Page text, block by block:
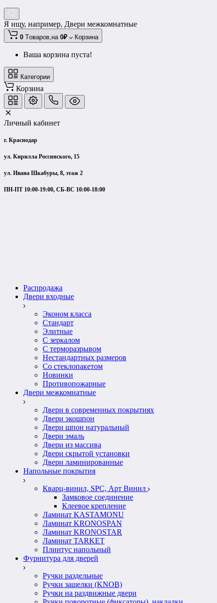
Я ищу, например, Двери межкомнатные
0 Tоваров,на 0₽ Корзина
Ваша корзина пуста!
Категории
Корзина
Личный кабинет
г. Краснодар
ул. Кирилла Россинского, 15
ул. Ивана Шкабуры, 8, этаж 2
ПН-ПТ 10:00-19:00, СБ-ВС 10:00-18:00
Распродажа
Двери входные
Эконом класса
Стандарт
Элитные
С зеркалом
С терморазрывом
Нестандартных размеров
Со стеклопакетом
Новинки
Противопожарные
Двери межкомнатные
Двери в современных покрытиях
Двери экошпон
Двери шпон натуральный
Двери эмаль
Двери из массива
Двери скрытой установки
Двери ламинированные
Напольные покрытия
Кварц-винил, SPC, Арт Винил
Замковое соединение
Клеевое крепление
Ламинат KASTAMONU
Ламинат KRONOSPAN
Ламинат KRONOSTAR
Ламинат TARKET
Плинтус напольный
Фурнитура для дверей
Ручки раздельные
Ручки защелки (KNOB)
Ручки на раздвижные двери